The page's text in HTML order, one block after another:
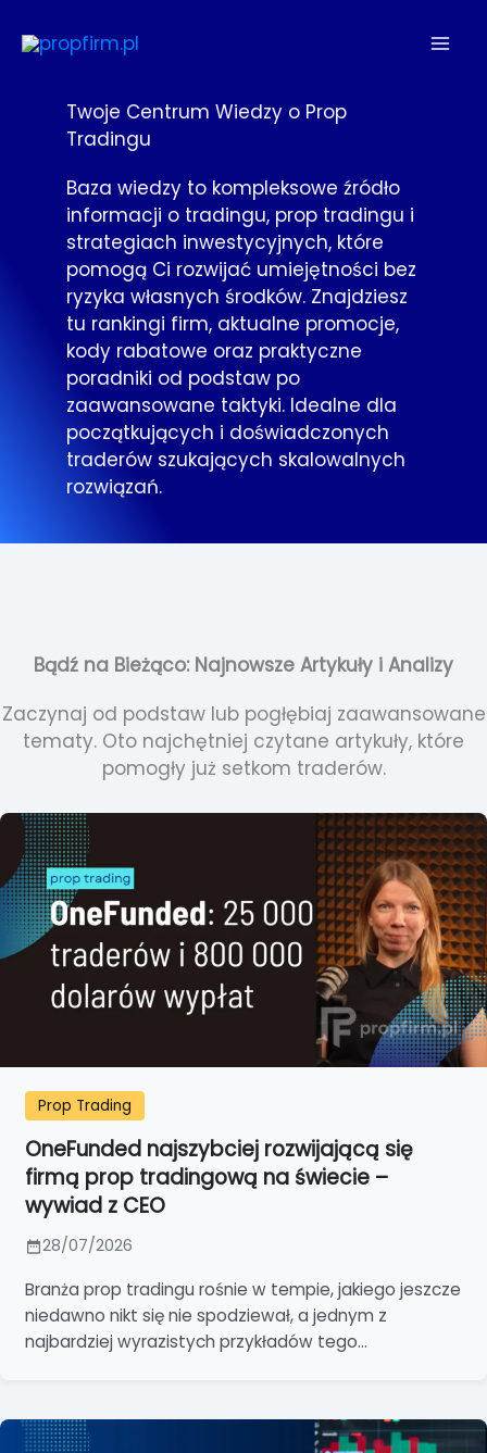
do
Twoje Centrum Wiedzy o Prop
Tradingu
Baza wiedzy to kompleksowe źródło
informacji o tradingu, prop tradingu i
strategiach inwestycyjnych, które
pomogą Ci rozwijać umiejętności bez
ryzyka własnych środków. Znajdziesz
tu rankingi firm, aktualne promocje,
kody rabatowe oraz praktyczne
poradniki od podstaw po
zaawansowane taktyki. Idealne dla
początkujących i doświadczonych
traderów szukających skalowalnych
rozwiązań.
Bądź na Bieżąco: Najnowsze Artykuły i Analizy
Zaczynaj od podstaw lub pogłębiaj zaawansowane
tematy. Oto najchętniej czytane artykuły, które
pomogły już setkom traderów.
Prop Trading
OneFunded najszybciej rozwijającą się
firmą prop tradingową na świecie –
wywiad z CEO
28/07/2026
Branża prop tradingu rośnie w tempie, jakiego jeszcze
niedawno nikt się nie spodziewał, a jednym z
najbardziej wyrazistych przykładów tego...